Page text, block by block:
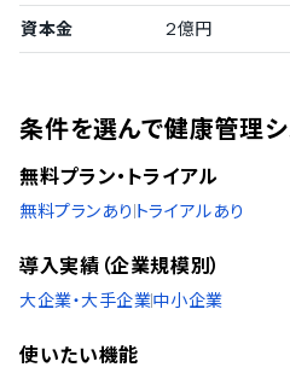
資本金 2億円
条件を選んで健康管理
無料プラン・トライアル
無料プランあり トライアルあり
導入実績（企業規模別）
大企業・大手企業中小企業
使いたい機能